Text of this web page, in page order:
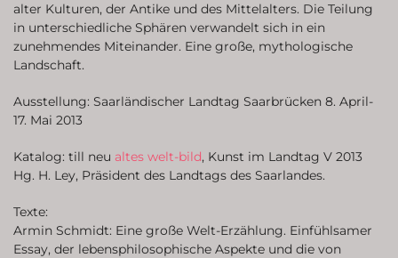
alter Kulturen, der Antike und des Mittelalters. Die Teilung
in unterschiedliche Sphären verwandelt sich in ein
zunehmendes Miteinander. Eine große, mythologische
Landschaft.
Ausstellung: Saarländischer Landtag Saarbrücken 8. April-
17. Mai 2013
Katalog: till neu altes welt-bild, Kunst im Landtag V 2013
Hg. H. Ley, Präsident des Landtags des Saarlandes.
Texte:
Armin Schmidt: Eine große Welt-Erzählung. Einfühlsamer
Essay, der lebensphilosophische Aspekte und die von